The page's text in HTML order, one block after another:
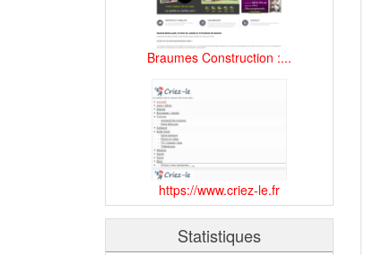
Braumes Construction :...
https://www.criez-le.fr
Statistiques